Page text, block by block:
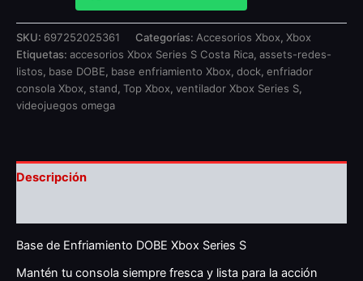
SKU: 697252025361 Categorías: Accesorios Xbox, Xbox
Etiquetas: accesorios Xbox Series S Costa Rica, assets-redes-
listos, base DOBE, base enfriamiento Xbox, dock, enfriador
consola Xbox, stand, Top Xbox, ventilador Xbox Series S,
videojuegos omega
Descripción
Base de Enfriamiento DOBE Xbox Series S
Mantén tu consola siempre fresca y lista para la acción